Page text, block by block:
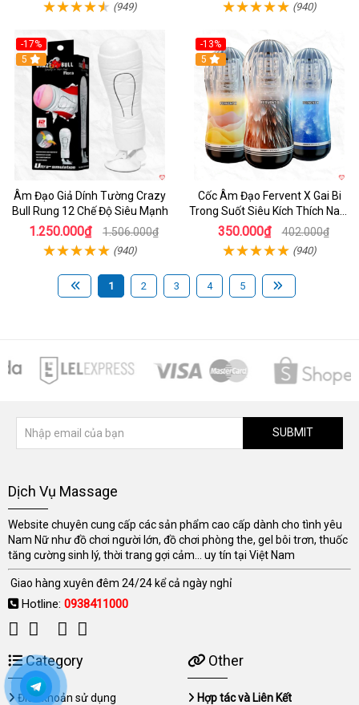
(949) (940)
-17%
5
Âm Đạo Giả Dính Tường Crazy
Bull Rung 12 Chế Độ Siêu Mạnh
1.250.000₫ 1.506.000₫
(940)
-13%
Hot
5
Cốc Âm Đạo Fervent X Gai Bi
Trong Suốt Siêu Kích Thích Nam
Giới
350.000₫ 402.000₫
(940)
1 2 3 4 5
SUBMIT
Dịch Vụ Massage
Website chuyên cung cấp các sản phẩm cao cấp dành cho tình yêu
Nam Nữ như đồ chơi người lớn, đồ chơi phòng the, gel bôi trơn, thuốc
tăng cường sinh lý, thời trang gợi cảm... uy tín tại Việt Nam
Giao hàng xuyên đêm 24/24 kể cả ngày nghỉ
Hotline: 0938411000
Category
Điều khoản sử dụng
Other
Hợp tác và Liên Kết